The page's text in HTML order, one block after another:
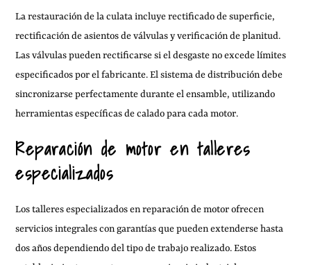
La restauración de la culata incluye rectificado de superficie,
rectificación de asientos de válvulas y verificación de planitud.
Las válvulas pueden rectificarse si el desgaste no excede límites
especificados por el fabricante. El sistema de distribución debe
sincronizarse perfectamente durante el ensamble, utilizando
herramientas específicas de calado para cada motor.
Reparación de motor en talleres
especializados
Los talleres especializados en reparación de motor ofrecen
servicios integrales con garantías que pueden extenderse hasta
dos años dependiendo del tipo de trabajo realizado. Estos